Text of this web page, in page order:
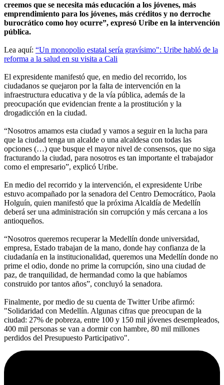
creemos que se necesita más educación a los jóvenes, más
emprendimiento para los jóvenes, más créditos y no derroche
burocrático como hoy ocurre”, expresó Uribe en la intervención
pública.
Lea aquí: “Un monopolio estatal sería gravísimo": Uribe habló de la
reforma a la salud en su visita a Cali
El expresidente manifestó que, en medio del recorrido, los
ciudadanos se quejaron por la falta de intervención en la
infraestructura educativa y de la vía pública, además de la
preocupación que evidencian frente a la prostitución y la
drogadicción en la ciudad.
“Nosotros amamos esta ciudad y vamos a seguir en la lucha para
que la ciudad tenga un alcalde o una alcaldesa con todas las
opciones (…) que busque el mayor nivel de consensos, que no siga
fracturando la ciudad, para nosotros es tan importante el trabajador
como el empresario”, explicó Uribe.
En medio del recorrido y la intervención, el expresidente Uribe
estuvo acompañado por la senadora del Centro Democrático, Paola
Holguín, quien manifestó que la próxima Alcaldía de Medellín
deberá ser una administración sin corrupción y más cercana a los
antioqueños.
“Nosotros queremos recuperar la Medellín donde universidad,
empresa, Estado trabajan de la mano, donde hay confianza de la
ciudadanía en la institucionalidad, queremos una Medellín donde no
prime el odio, donde no prime la corrupción, sino una ciudad de
paz, de tranquilidad, de hermandad como la que habíamos
construido por tantos años”, concluyó la senadora.
Finalmente, por medio de su cuenta de Twitter Uribe afirmó:
"Solidaridad con Medellín. Algunas cifras que preocupan de la
ciudad: 27% de pobreza, entre 100 y 150 mil jóvenes desempleados,
400 mil personas se van a dormir con hambre, 80 mil millones
perdidos del Presupuesto Participativo".